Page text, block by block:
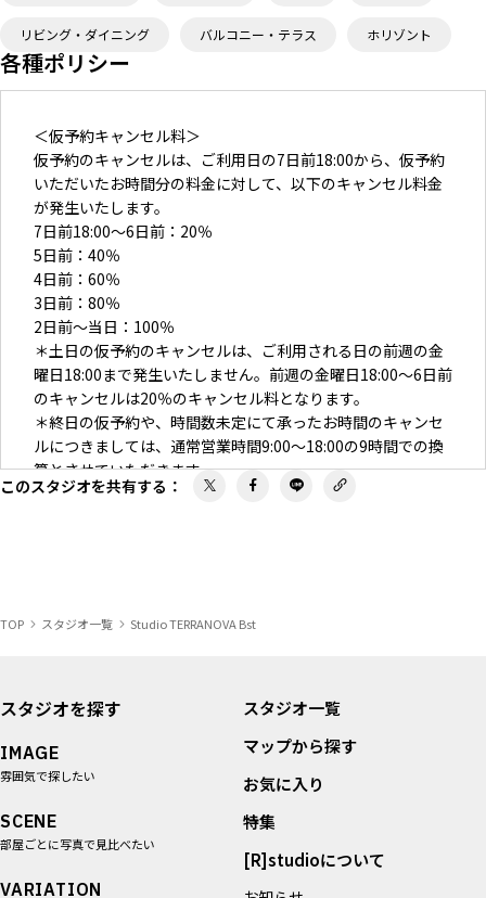
リビング・ダイニング バルコニー・テラス ホリゾント
各種ポリシー
＜仮予約キャンセル料＞
仮予約のキャンセルは、ご利用日の7日前18:00から、仮予約
いただいたお時間分の料金に対して、以下のキャンセル料金
が発生いたします。
7日前18:00〜6日前：20％
5日前：40％
4日前：60％
3日前：80％
2日前～当日：100％
＊土日の仮予約のキャンセルは、ご利用される日の前週の金
曜日18:00まで発生いたしません。前週の金曜日18:00〜6日前
のキャンセルは20％のキャンセル料となります。
＊終日の仮予約や、時間数未定にて承ったお時間のキャンセ
ルにつきましては、通常営業時間9:00～18:00の9時間での換
算とさせていただきます。
ては補償、変更はできかねますので予めご了承ください。
◇レンタル機材のキャンセルは2日前までにお願いいたしま
注意ください。
このスタジオを共有する ：
TOP スタジオ一覧 Studio TERRANOVA Bst
スタジオを探す
IMAGE
雰囲気で探したい
SCENE
部屋ごとに写真で見比べたい
VARIATION
スタジオ一覧
マップから探す
お気に入り
特集
[R]studioについて